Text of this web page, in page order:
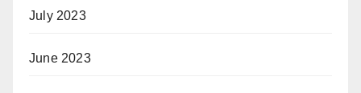
July 2023
June 2023